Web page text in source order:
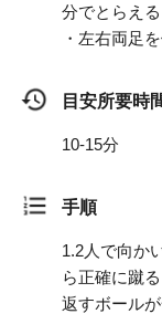
分でとらえる
・左右両足
目安所要時
10-15分
手順
1.2人で向か
ら正確に蹴る
返すボール